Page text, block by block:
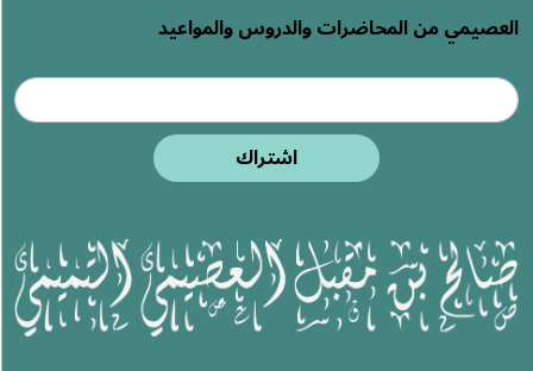
العصيمي من المحاضرات والدروس والمواعيد
اشتراك